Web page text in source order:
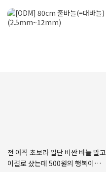
전 아직 초보라 일단 비싼 바늘 말고
이걸로 샀는데 500원의 행복이네